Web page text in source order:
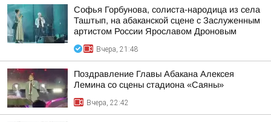
Софья Горбунова, солиста-народица из села
Таштып, на абаканской сцене с Заслуженным
артистом России Ярославом Дроновым
Вчера, 21:48
Поздравление Главы Абакана Алексея
Лемина со сцены стадиона «Саяны»
Вчера, 22:42